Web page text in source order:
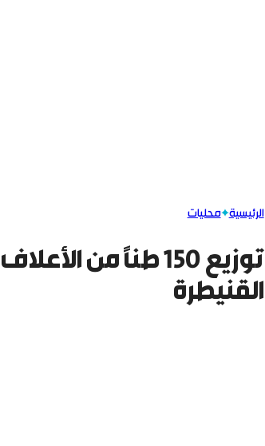
الرئيسية محليات
توزيع 150 طناً من
القنيطرة